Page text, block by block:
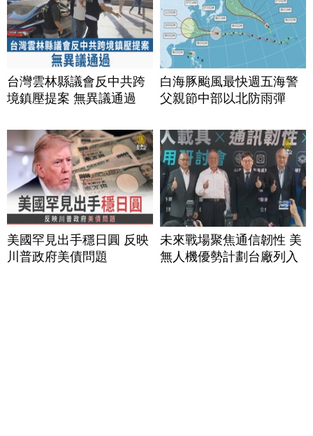
台灣雲林縣議會反中共跨
境鎮壓提案 無異議通過
白海豚颱風最快週五海警
父親節中部以北防雨彈
美國罕見出手穩日圓 反映
川普政府美債問題
未來戰場聚焦通信韌性 美
無人機優勢計劃台廠列入